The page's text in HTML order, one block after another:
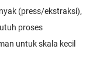
(press/ekstraksi),
proses
untuk skala kecil